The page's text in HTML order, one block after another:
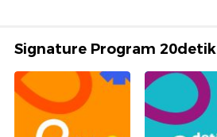
Signature Program 20detik